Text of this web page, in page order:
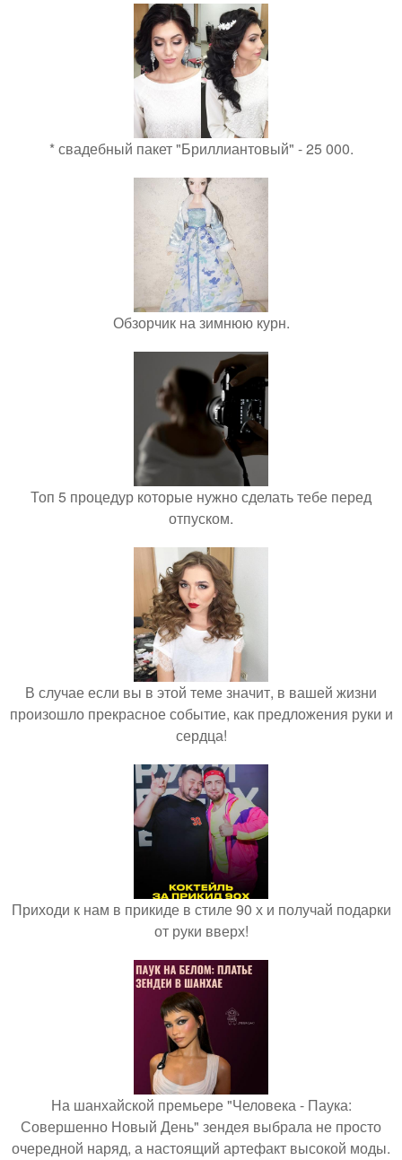
* свадебный пакет "Бриллиантовый" - 25 000.
Обзорчик на зимнюю курн.
Топ 5 процедур которые нужно сделать тебе перед
отпуском.
В случае если вы в этой теме значит, в вашей жизни
произошло прекрасное событие, как предложения руки и
сердца!
Приходи к нам в прикиде в стиле 90 х и получай подарки
от руки вверх!
На шанхайской премьере "Человека - Паука:
Совершенно Новый День" зендея выбрала не просто
очередной наряд, а настоящий артефакт высокой моды.